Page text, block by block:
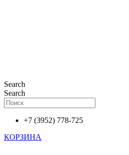
Search
Search
+7 (3952) 778-725
КОРЗИНА